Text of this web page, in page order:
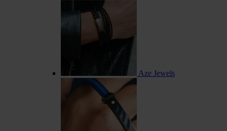
Aze Jewels